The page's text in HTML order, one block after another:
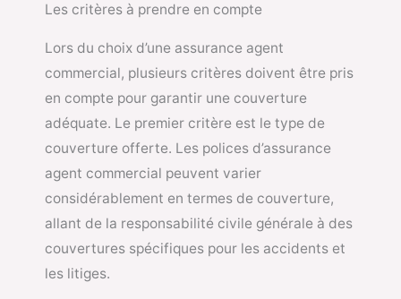
Les critères à prendre en compte
Lors du choix d’une assurance agent
commercial, plusieurs critères doivent être pris
en compte pour garantir une couverture
adéquate. Le premier critère est le type de
couverture offerte. Les polices d’assurance
agent commercial peuvent varier
considérablement en termes de couverture,
allant de la responsabilité civile générale à des
couvertures spécifiques pour les accidents et
les litiges.